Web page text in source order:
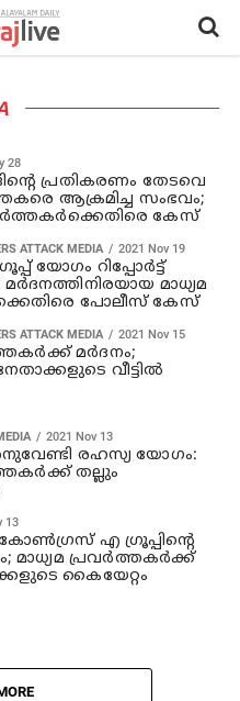
28
പ്രതികരണം തേടവെ
ആക്രമിച്ച സംഭവം;
കേസ്
ATTACK MEDIA 2021 Nov 19
യോഗം റിപ്പോര്‍ട്ട്
മര്‍ദനത്തിനിരയായ മാധ്യമ
പോലീസ് കേസ്
ATTACK MEDIA 2021 Nov 15
മര്‍ദനം;
വീട്ടില്‍
2021 Nov 13
രഹസ്യ യോഗം:
തല്ലും
13
എ ഗ്രൂപ്പിന്റെ
മാധ്യമ പ്രവര്‍ത്തകര്‍ക്ക്
കൈയേറ്റം